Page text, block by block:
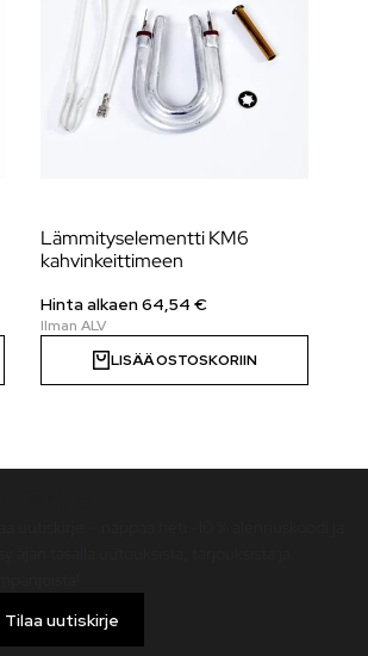
Lämmityselementti KM6
kahvinkeittimeen
Hinta alkaen 64,54 €
LISÄÄ OSTOSKORIIN
Tilaa uutiskirje